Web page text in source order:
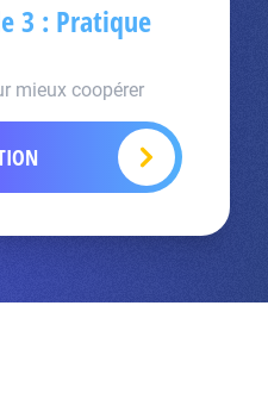
3 : Pratique
mieux coopérer